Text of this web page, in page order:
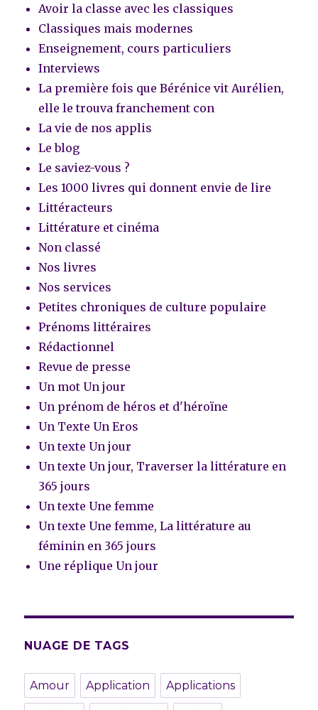
Avoir la classe avec les classiques
Classiques mais modernes
Enseignement, cours particuliers
Interviews
La première fois que Bérénice vit Aurélien,
elle le trouva franchement con
La vie de nos applis
Le blog
Le saviez-vous ?
Les 1000 livres qui donnent envie de lire
Littéracteurs
Littérature et cinéma
Non classé
Nos livres
Nos services
Petites chroniques de culture populaire
Prénoms littéraires
Rédactionnel
Revue de presse
Un mot Un jour
Un prénom de héros et d'héroïne
Un Texte Un Eros
Un texte Un jour
Un texte Un jour, Traverser la littérature en
365 jours
Un texte Une femme
Un texte Une femme, La littérature au
féminin en 365 jours
Une réplique Un jour
NUAGE DE TAGS
Amour Application Applications